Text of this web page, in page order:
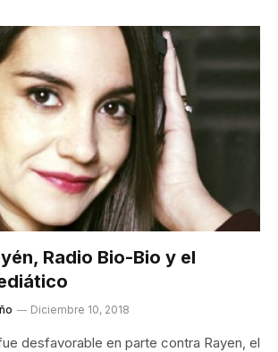
Radio Bio-Bio y el
Diciembre 10, 2018
desfavorable en parte contra Rayen, el